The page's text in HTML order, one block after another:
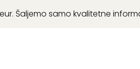
Šaljemo samo kvalitetne